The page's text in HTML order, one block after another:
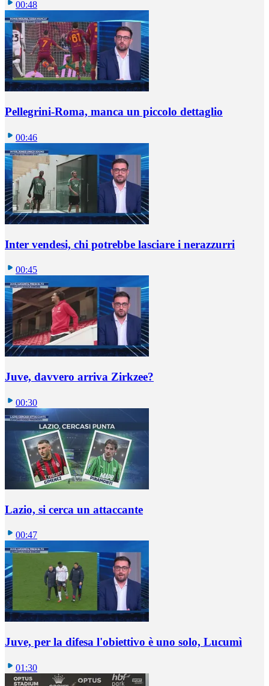
00:48
Pellegrini-Roma, manca un piccolo dettaglio
00:46
Inter vendesi, chi potrebbe lasciare i nerazzurri
00:45
Juve, davvero arriva Zirkzee?
00:30
Lazio, si cerca un attaccante
00:47
Juve, per la difesa l'obiettivo è uno solo, Lucumì
01:30